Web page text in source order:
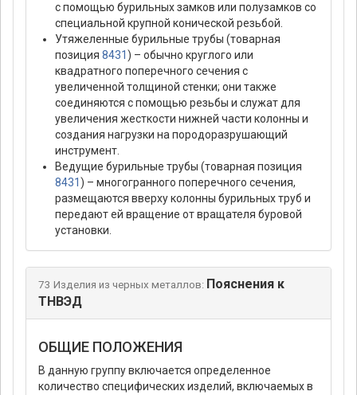
с помощью бурильных замков или полузамков со
специальной крупной конической резьбой.
Утяжеленные бурильные трубы (товарная
позиция 8431) – обычно круглого или
квадратного поперечного сечения с
увеличенной толщиной стенки; они также
соединяются с помощью резьбы и служат для
увеличения жесткости нижней части колонны и
создания нагрузки на породоразрушающий
инструмент.
Ведущие бурильные трубы (товарная позиция
8431) – многогранного поперечного сечения,
размещаются вверху колонны бурильных труб и
передают ей вращение от вращателя буровой
установки.
73 Изделия из черных металлов: Пояснения к
ТНВЭД
ОБЩИЕ ПОЛОЖЕНИЯ
В данную группу включается определенное
количество специфических изделий, включаемых в